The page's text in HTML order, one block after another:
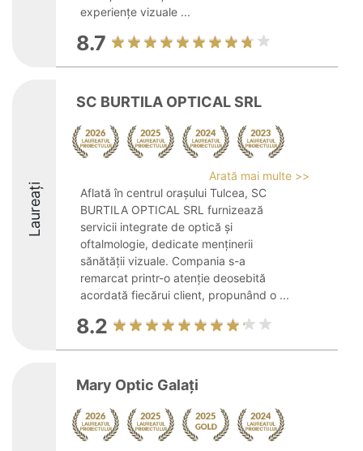
experiențe vizuale ...
8.7
Laureați
SC BURTILA OPTICAL SRL
Arată mai multe >>
Aflată în centrul orașului Tulcea, SC
BURTILA OPTICAL SRL furnizează
servicii integrate de optică și
oftalmologie, dedicate menținerii
sănătății vizuale. Compania s-a
remarcat printr-o atenție deosebită
acordată fiecărui client, propunând o ...
8.2
Mary Optic Galați